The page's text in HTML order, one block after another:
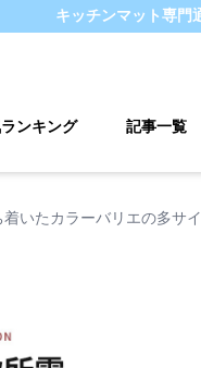
キッチンマット専門
ランキング 記事一覧
着いたカラーバリエの多サ